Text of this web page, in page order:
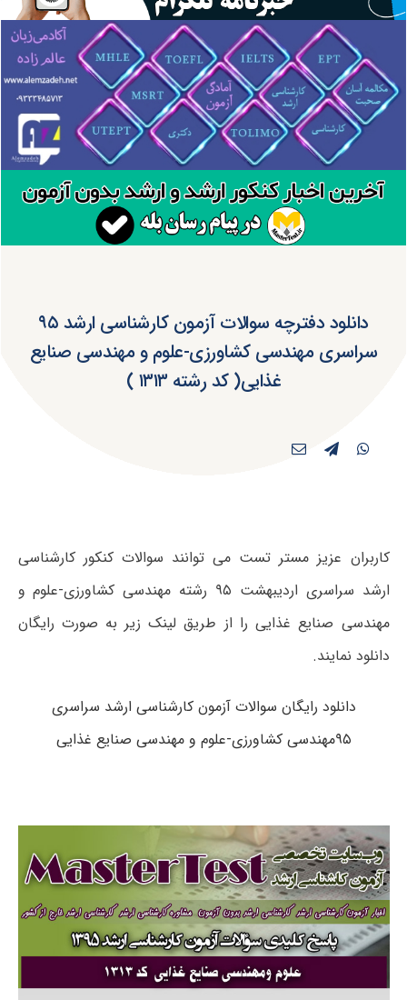
دانلود دفترچه سوالات آزمون کارشناسی ارشد ۹۵
سراسری مهندسی کشاورزی-علوم و مهندسی صنایع
غذایی( کد رشته ۱۳۱۳ )
کاربران عزیز مستر تست می توانند سوالات کنکور کارشناسی
ارشد سراسری اردیبهشت ۹۵ رشته مهندسی کشاورزی-علوم و
مهندسی صنایع غذایی را از طریق لینک زیر به صورت رایگان
دانلود نمایند.
دانلود رایگان سوالات آزمون کارشناسی ارشد سراسری
۹۵مهندسی کشاورزی-علوم و مهندسی صنایع غذایی